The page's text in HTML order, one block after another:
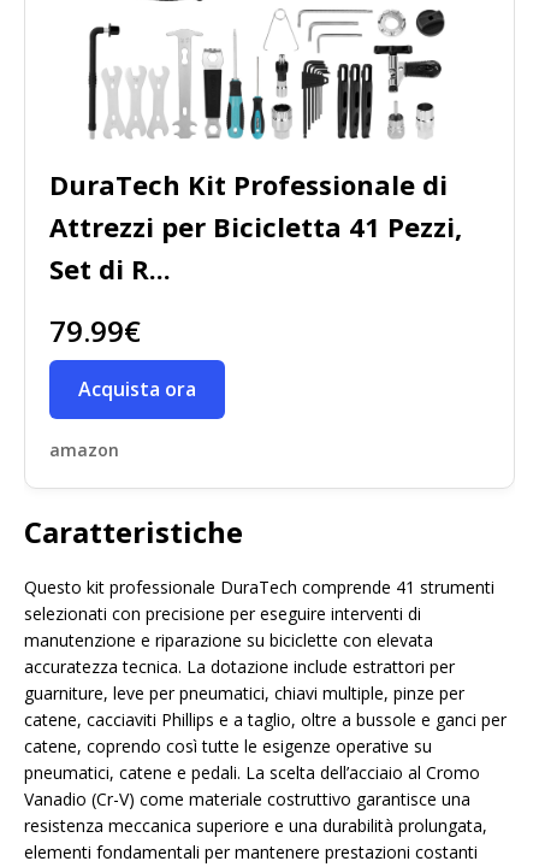
DuraTech Kit Professionale di
Attrezzi per Bicicletta 41 Pezzi,
Set di R...
79.99€
Acquista ora
amazon
Caratteristiche
Questo kit professionale DuraTech comprende 41 strumenti
selezionati con precisione per eseguire interventi di
manutenzione e riparazione su biciclette con elevata
accuratezza tecnica. La dotazione include estrattori per
guarniture, leve per pneumatici, chiavi multiple, pinze per
catene, cacciaviti Phillips e a taglio, oltre a bussole e ganci per
catene, coprendo così tutte le esigenze operative su
pneumatici, catene e pedali. La scelta dell’acciaio al Cromo
Vanadio (Cr-V) come materiale costruttivo garantisce una
resistenza meccanica superiore e una durabilità prolungata,
elementi fondamentali per mantenere prestazioni costanti